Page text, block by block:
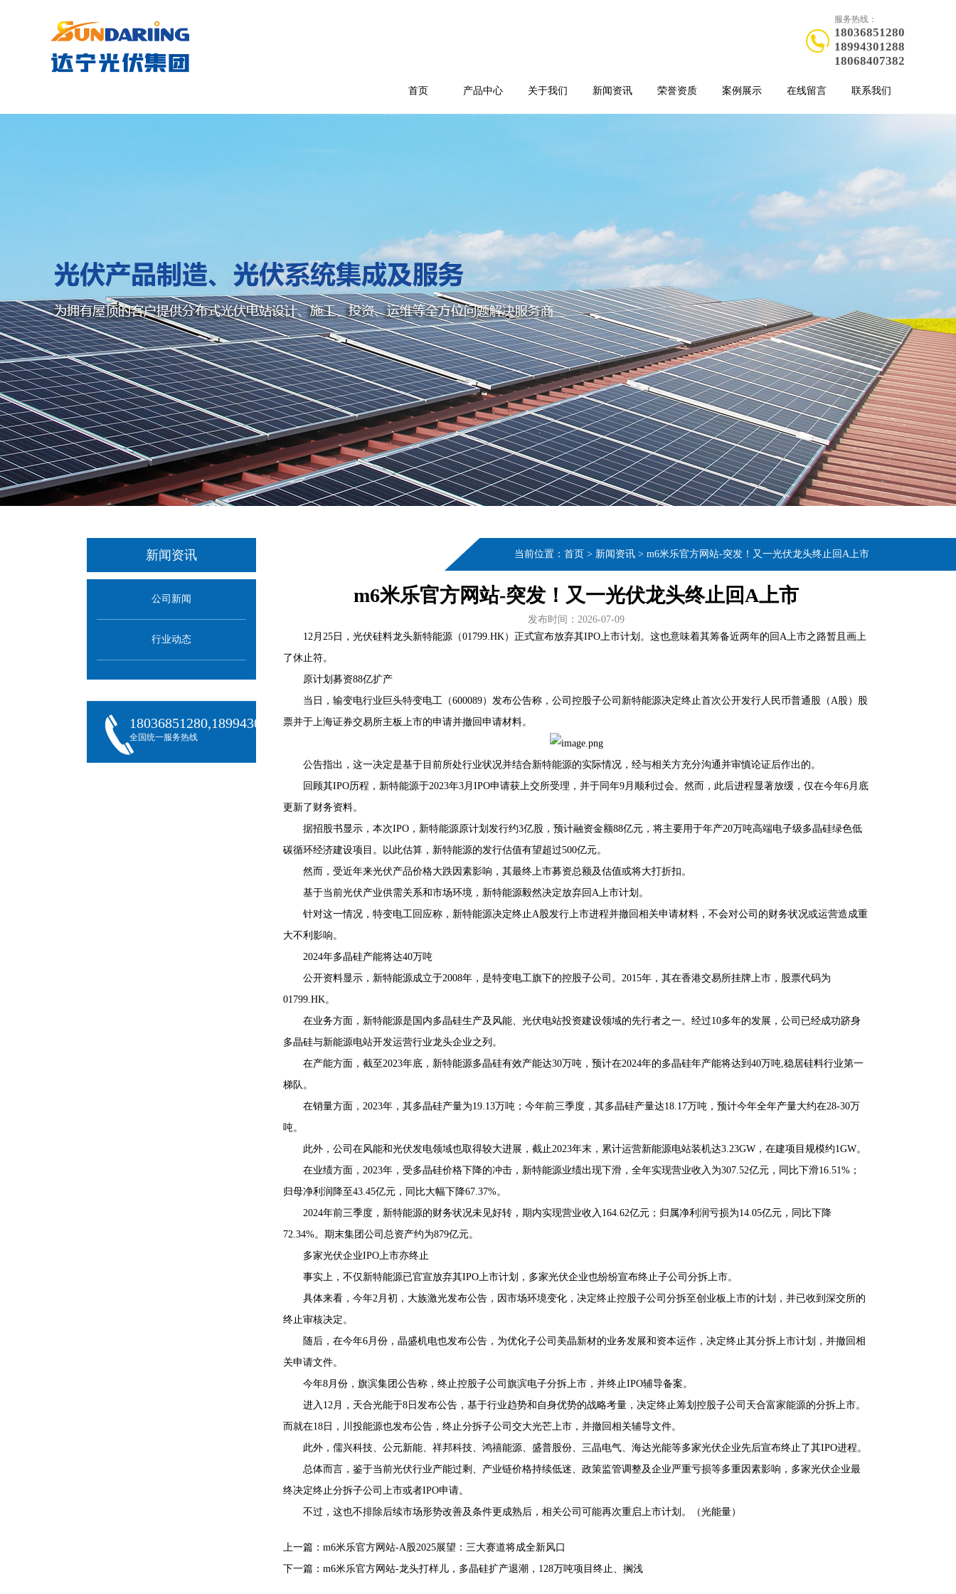
服务热线：
18036851280
18994301288
18068407382
首页 产品中心 关于我们 新闻资讯 荣誉资质 案例展示 在线留言 联系我们
新闻资讯
公司新闻
行业动态
18036851280,18994301288,18068407382
全国统一服务热线
当前位置： 首页 > 新闻资讯 > m6米乐官方网站-突发！又一光伏龙头终止回A上市
m6米乐官方网站-突发！又一光伏龙头终止回A上市
发布时间：2026-07-09
12月25日，光伏硅料龙头新特能源（01799.HK）正式宣布放弃其IPO上市计划。这也意味着其筹备近两年的回A上市之路暂且画上
了休止符。
原计划募资88亿扩产
当日，输变电行业巨头特变电工（600089）发布公告称，公司控股子公司新特能源决定终止首次公开发行人民币普通股（A股）股
票并于上海证券交易所主板上市的申请并撤回申请材料。
公告指出，这一决定是基于目前所处行业状况并结合新特能源的实际情况，经与相关方充分沟通并审慎论证后作出的。
回顾其IPO历程，新特能源于2023年3月IPO申请获上交所受理，并于同年9月顺利过会。然而，此后进程显著放缓，仅在今年6月底
更新了财务资料。
据招股书显示，本次IPO，新特能源原计划发行约3亿股，预计融资金额88亿元，将主要用于年产20万吨高端电子级多晶硅绿色低
碳循环经济建设项目。以此估算，新特能源的发行估值有望超过500亿元。
然而，受近年来光伏产品价格大跌因素影响，其最终上市募资总额及估值或将大打折扣。
基于当前光伏产业供需关系和市场环境，新特能源毅然决定放弃回A上市计划。
针对这一情况，特变电工回应称，新特能源决定终止A股发行上市进程并撤回相关申请材料，不会对公司的财务状况或运营造成重
大不利影响。
2024年多晶硅产能将达40万吨
公开资料显示，新特能源成立于2008年，是特变电工旗下的控股子公司。2015年，其在香港交易所挂牌上市，股票代码为
01799.HK。
在业务方面，新特能源是国内多晶硅生产及风能、光伏电站投资建设领域的先行者之一。经过10多年的发展，公司已经成功跻身
多晶硅与新能源电站开发运营行业龙头企业之列。
在产能方面，截至2023年底，新特能源多晶硅有效产能达30万吨，预计在2024年的多晶硅年产能将达到40万吨,稳居硅料行业第一
梯队。
在销量方面，2023年，其多晶硅产量为19.13万吨；今年前三季度，其多晶硅产量达18.17万吨，预计今年全年产量大约在28-30万
吨。
此外，公司在风能和光伏发电领域也取得较大进展，截止2023年末，累计运营新能源电站装机达3.23GW，在建项目规模约1GW。
在业绩方面，2023年，受多晶硅价格下降的冲击，新特能源业绩出现下滑，全年实现营业收入为307.52亿元，同比下滑16.51%；
归母净利润降至43.45亿元，同比大幅下降67.37%。
2024年前三季度，新特能源的财务状况未见好转，期内实现营业收入164.62亿元；归属净利润亏损为14.05亿元，同比下降
72.34%。期末集团公司总资产约为879亿元。
多家光伏企业IPO上市亦终止
事实上，不仅新特能源已官宣放弃其IPO上市计划，多家光伏企业也纷纷宣布终止子公司分拆上市。
具体来看，今年2月初，大族激光发布公告，因市场环境变化，决定终止控股子公司分拆至创业板上市的计划，并已收到深交所的
终止审核决定。
随后，在今年6月份，晶盛机电也发布公告，为优化子公司美晶新材的业务发展和资本运作，决定终止其分拆上市计划，并撤回相
关申请文件。
今年8月份，旗滨集团公告称，终止控股子公司旗滨电子分拆上市，并终止IPO辅导备案。
进入12月，天合光能于8日发布公告，基于行业趋势和自身优势的战略考量，决定终止筹划控股子公司天合富家能源的分拆上市。
而就在18日，川投能源也发布公告，终止分拆子公司交大光芒上市，并撤回相关辅导文件。
此外，儒兴科技、公元新能、祥邦科技、鸿禧能源、盛普股份、三晶电气、海达光能等多家光伏企业先后宣布终止了其IPO进程。
总体而言，鉴于当前光伏行业产能过剩、产业链价格持续低迷、政策监管调整及企业严重亏损等多重因素影响，多家光伏企业最
终决定终止分拆子公司上市或者IPO申请。
不过，这也不排除后续市场形势改善及条件更成熟后，相关公司可能再次重启上市计划。（光能量）
上一篇： m6米乐官方网站-A股2025展望：三大赛道将成全新风口
下一篇： m6米乐官方网站-龙头打样儿，多晶硅扩产退潮，128万吨项目终止、搁浅